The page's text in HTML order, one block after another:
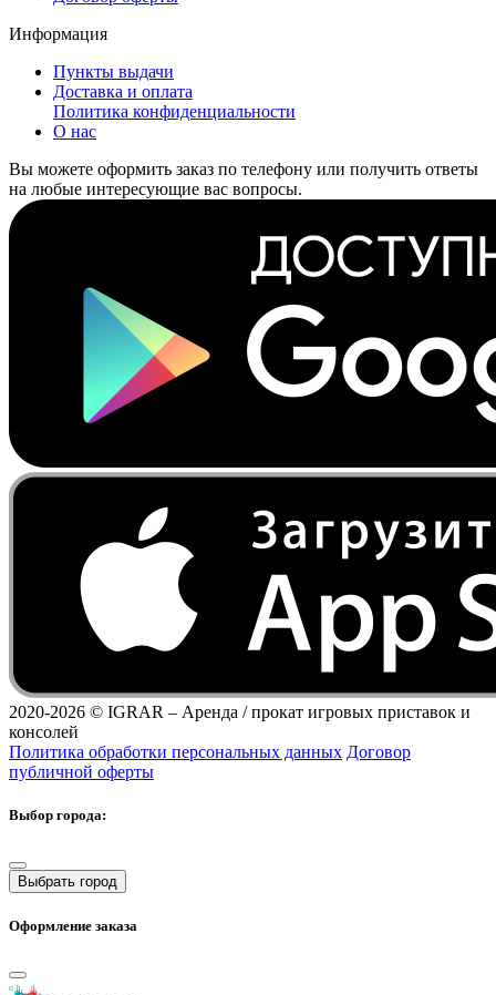
Информация
Пункты выдачи
Доставка и оплата
Политика конфиденциальности
О нас
Вы можете оформить заказ по телефону или получить ответы
на любые интересующие вас вопросы.
2020-2026 © IGRAR – Аренда / прокат игровых приставок и
консолей
Политика обработки персональных данных Договор
публичной оферты
Выбор города:
Выбрать город
Оформление заказа